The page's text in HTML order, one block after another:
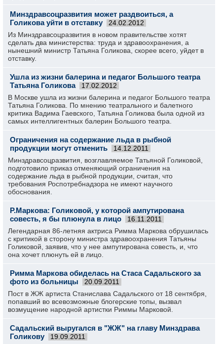
Минздравсоцразвития может раздвоиться, а
Голикова уйти в отставку
24.02.2012
Из Минздравсоцразвития в новом правительстве хотят
сделать два министерства: труда и здравоохранения, а
нынешний министр Татьяна Голикова, скорее всего, уйдет в
отставку.
Ушла из жизни балерина и педагог Большого театра
Татьяна Голикова
17.02.2012
В Москве ушла из жизни балерина и педагог Большого театра
Татьяна Голикова. По мнению театрального и балетного
критика Вадима Гаевского, Татьяна Голикова была одной из
самых интеллигентных балерин Большого театра.
Ограничения на содержание льда в рыбной
продукции могут отменить
14.12.2011
Минздравсоцразвития, возглавляемое Татьяной Голиковой,
подготовило приказ отменяющий ограничения на
содержание льда в рыбной продукции, считая, что
требования Роспотребнадзора не имеют научного
обоснования.
Р.Маркова: Голиковой, у которой ампутирована
совесть, я бы плюнула в лицо
16.11.2011
Легендарная 86-летняя актриса Римма Маркова обрушилась
с критикой в сторону министра здравоохранения Татьяны
Голиковой, заявив, что у нее ампутирована совесть, и, что
она хочет плюнуть ей в лицо.
Римма Маркова обиделась на Стаса Садальского за
фото из больницы
20.09.2011
Пост в ЖЖ артиста Станислава Садальского от 18 сентября,
попавший во всевозможные блогерские топы, вызвал
возмущение народной артистки Риммы Марковой.
Садальский выругался в "ЖЖ" на главу Минздрава
Голикову
19.09.2011